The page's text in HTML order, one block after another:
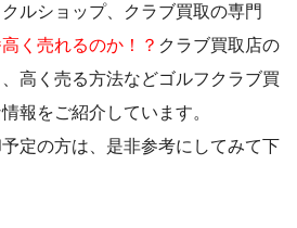
ルショップ、クラブ買取の専門
く売れるのか！？ クラブ買取店の
高く売る方法などゴルフクラブ買
報をご紹介しています。
定の方は、是非参考にしてみて下